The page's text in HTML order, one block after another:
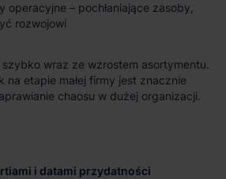
operacyjne – pochłaniające zasoby,
rozwojowi
wraz ze wzrostem asortymentu.
na etapie małej firmy jest znacznie
chaosu w dużej organizacji.
i datami przydatności